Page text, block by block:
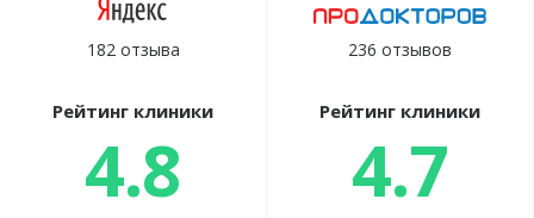
182 отзыва
Рейтинг клиники
4.8
236 отзывов
Рейтинг клиники
4.7